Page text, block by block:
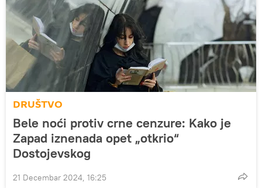
DRUŠTVO
Bele noći protiv crne cenzure: Kako je
Zapad iznenada opet „otkrio“
Dostojevskog
21 Decembar 2024, 16:25